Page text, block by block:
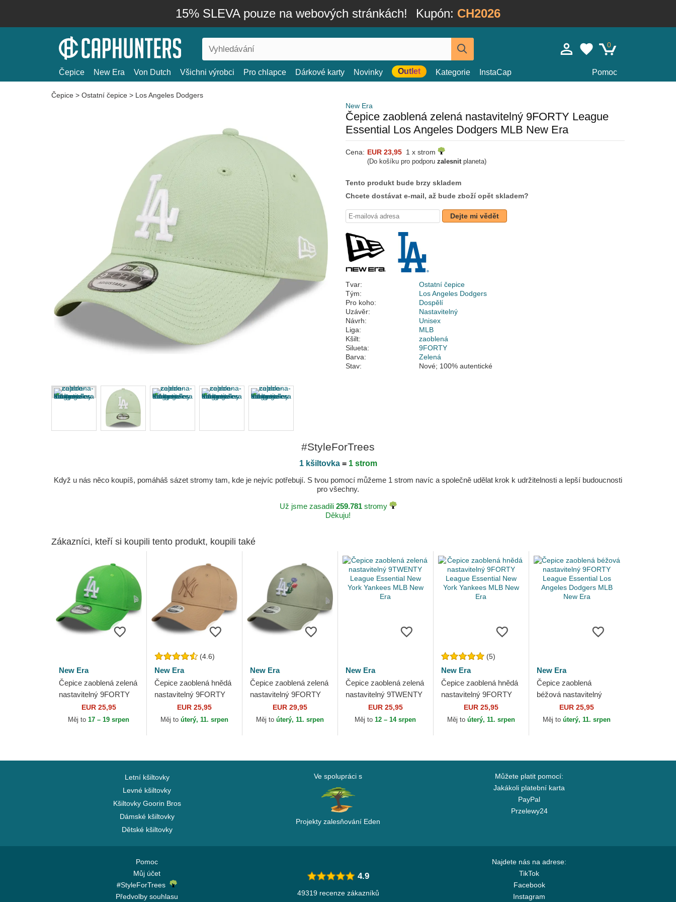
15% SLEVA pouze na webových stránkách! Kupón: CH2026
0
Čepice New Era Von Dutch Všichni výrobci Pro chlapce Dárkové karty Novinky Outlet Kategorie InstaCap Pomoc
Čepice > Ostatní čepice > Los Angeles Dodgers
New Era
Čepice zaoblená zelená nastavitelný 9FORTY League
Essential Los Angeles Dodgers MLB New Era
Cena: EUR 23,95 1 x strom
(Do košíku pro podporu zalesnitplaneta)
Tento produkt bude brzy skladem
Chcete dostávat e-mail, až bude zboží opět skladem?
Dejte mi vědět
Tvar:
Ostatní čepice
Tým:
Los Angeles Dodgers
Pro koho:
Dospělí
Uzávěr:
Nastavitelný
Návrh:
Unisex
Liga:
MLB
Kšilt:
zaoblená
Silueta:
9FORTY
Barva:
Zelená
Stav:
Nové; 100% autentické
#StyleForTrees
1 kšiltovka= 1 strom
Když u nás něco koupíš, pomáháš sázet stromy tam, kde je nejvíc potřebují. S tvou pomocí můžeme 1 strom navíc a společně udělat krok k udržitelnosti a lepší budoucnosti
pro všechny.
Už jsme zasadili 259.781stromy
Děkuju!
Zákazníci, kteří si koupili tento produkt, koupili také
New Era
Čepice zaoblená zelená
nastavitelný 9FORTY
League Essential Los
Angeles Dodgers MLB
EUR 25,95
Měj to17 – 19 srpen
(4.6)
New Era
Čepice zaoblená hnědá
nastavitelný 9FORTY
League Essential New
York Yankees MLB
EUR 25,95
Měj to úterý, 11. srpen
New Era
Čepice zaoblená zelená
nastavitelný 9FORTY
Floral Icon Los Angeles
Dodgers MLB New Era
EUR 29,95
Měj to úterý, 11. srpen
New Era
Čepice zaoblená zelená
nastavitelný 9TWENTY
League Essential New
York Yankees MLB
EUR 25,95
Měj to12 – 14 srpen
(5)
New Era
Čepice zaoblená hnědá
nastavitelný 9FORTY
League Essential New
York Yankees MLB
EUR 25,95
Měj to úterý, 11. srpen
New Era
Čepice zaoblená
béžová nastavitelný
9FORTY League
Essential Los Angeles
EUR 25,95
Měj toúterý, 11. srpen
Letní kšiltovky
Levné kšiltovky
Kšiltovky Goorin Bros
Dámské kšiltovky
Dětské kšiltovky
Ve spolupráci s
Projekty zalesňování Eden
Můžete platit pomocí:
Jakákoli platební karta
PayPal
Przelewy24
Pomoc
Můj účet
#StyleForTrees
Předvolby souhlasu
Najdete nás na adrese:
TikTok
Facebook
Instagram
4.9
49319 recenze zákazníků